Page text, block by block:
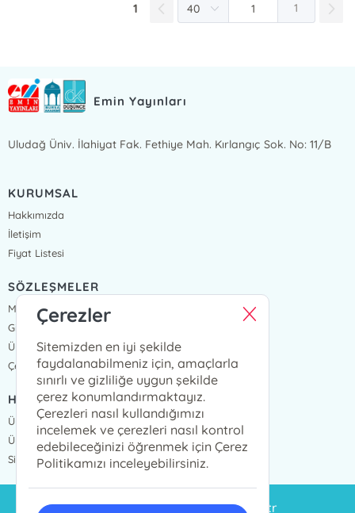
1 1
Emin Yayınları
Uludağ Üniv. İlahiyat Fak. Fethiye Mah. Kırlangıç Sok. No: 11/B
KURUMSAL
Hakkımızda
İletişim
Fiyat Listesi
SÖZLEŞMELER
Mesafeli Satış Sözleşmesi
Gizlilik Sözleşmesi
Üyelik Sözleşmesi
Çerez Politikası
HIZLI ERİŞİM
Üye Ol
Üye Giriş
Sipariş Takip
siparis@eminyayinlari.com.tr
Çerezler
Sitemizden en iyi şekilde
faydalanabilmeniz için, amaçlarla
sınırlı ve gizliliğe uygun şekilde
çerez konumlandırmaktayız.
Çerezleri nasıl kullandığımızı
incelemek ve çerezleri nasıl kontrol
edebileceğinizi öğrenmek için Çerez
Politikamızı inceleyebilirsiniz.